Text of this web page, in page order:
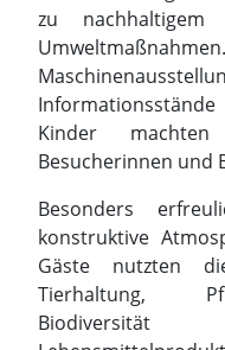
Besonders
konstruktive
Gäste nutzten
Tierhaltung,
Landwirtinnen
Damit wurde ein
erreicht: den
Gesellschaft zu
Verständnis zu